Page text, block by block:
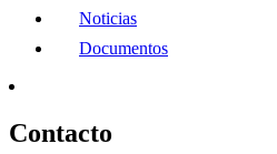
Noticias
Documentos
Contacto